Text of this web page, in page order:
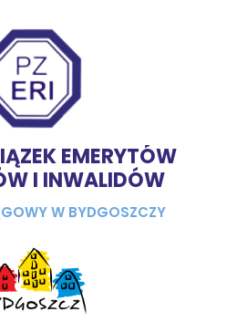
EMERYTÓW
I INWALIDÓW
W BYDGOSZCZY